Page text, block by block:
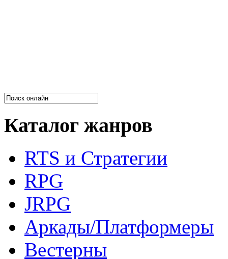
Каталог жанров
RTS и Стратегии
RPG
JRPG
Аркады/Платформеры
Вестерны